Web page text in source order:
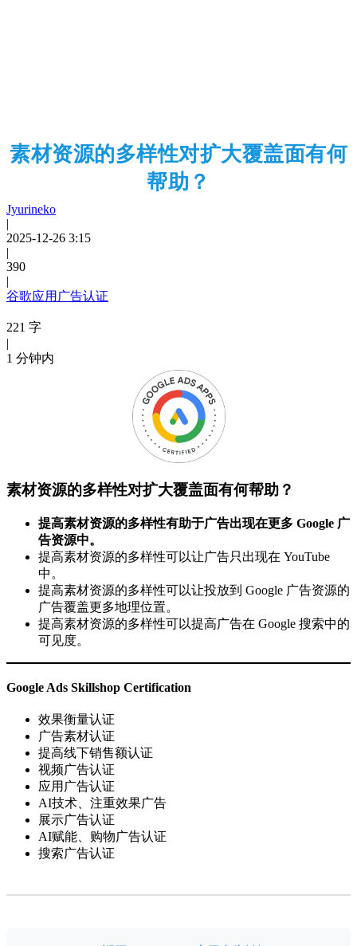
素材资源的多样性对扩大覆盖面有何
帮助？
Jyurineko
|
2025-12-26 3:15
|
390
|
谷歌应用广告认证
221 字
|
1 分钟内
素材资源的多样性对扩大覆盖面有何帮助？
提高素材资源的多样性有助于广告出现在更多 Google 广
告资源中。
提高素材资源的多样性可以让广告只出现在 YouTube
中。
提高素材资源的多样性可以让投放到 Google 广告资源的
广告覆盖更多地理位置。
提高素材资源的多样性可以提高广告在 Google 搜索中的
可见度。
Google Ads Skillshop Certification
效果衡量认证
广告素材认证
提高线下销售额认证
视频广告认证
应用广告认证
AI技术、注重效果广告
展示广告认证
AI赋能、购物广告认证
搜索广告认证